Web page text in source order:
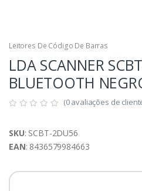
Leitores De Código De Barras
LDA SCANNER
BLUETOOTH
(0 avaliações de
SKU: SCBT-2DU56
EAN: 8436579984663